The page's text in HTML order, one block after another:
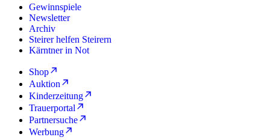
Gewinnspiele
Newsletter
Archiv
Steirer helfen Steirern
Kärntner in Not
Shop
Auktion
Kinderzeitung
Trauerportal
Partnersuche
Werbung